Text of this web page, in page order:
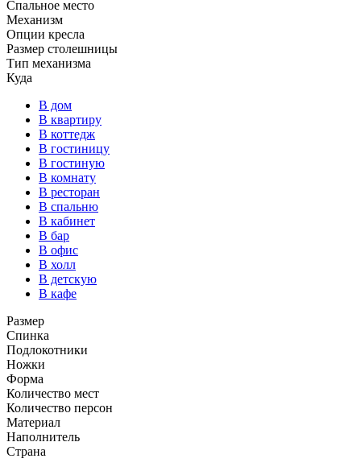
Спальное место
Механизм
Опции кресла
Размер столешницы
Тип механизма
Куда
В дом
В квартиру
В коттедж
В гостиницу
В гостиную
В комнату
В ресторан
В спальню
В кабинет
В бар
В офис
В холл
В детскую
В кафе
Размер
Спинка
Подлокотники
Ножки
Форма
Количество мест
Количество персон
Материал
Наполнитель
Страна